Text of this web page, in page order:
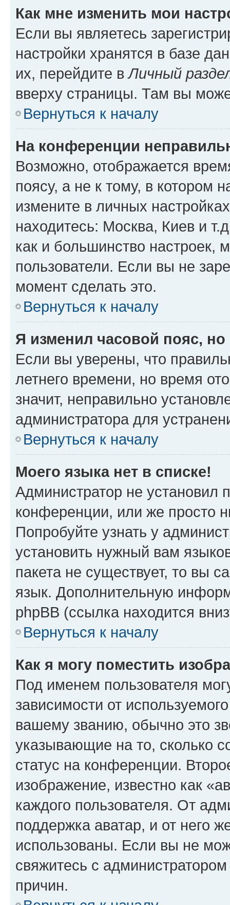
Как мне изменить мои
Если вы являетесь
настройки хранятся в базе
их, перейдите вЛичный
вверху страницы. Там вы
Вернуться к началу
На конференции
Возможно, отображается
поясу, а не к тому, в котором
измените в личных
находитесь: Москва, Киев и
как и большинство настроек,
пользователи. Если вы не
момент сделать это.
Вернуться к началу
Я изменил часовой пояс,
Если вы уверены, что
летнего времени, но время
значит, неправильно
администратора для
Вернуться к началу
Моего языка нет в списке!
Администратор не установил
конференции, или же просто
Попробуйте узнать у
установить нужный вам
пакета не существует, то вы
язык. Дополнительную
phpBB (ссылка находится
Вернуться к началу
Как я могу поместить
Под именем пользователя
зависимости от
вашему званию, обычно это
указывающие на то, сколько
статус на конференции.
изображение, известно как
каждого пользователя. От
поддержка аватар, и от него
использованы. Если вы не
свяжитесь с
причин.